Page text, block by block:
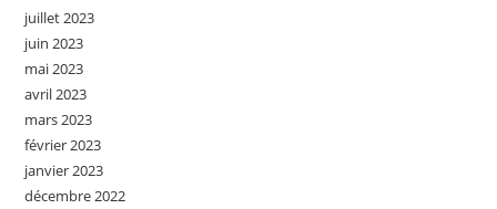
juillet 2023
juin 2023
mai 2023
avril 2023
mars 2023
février 2023
janvier 2023
décembre 2022